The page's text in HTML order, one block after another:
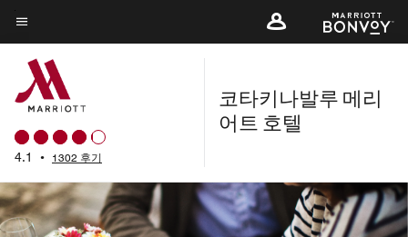
Skip
to
main
content
메뉴 텍스트
4.1 • 1302 후기
코타키나발루 메리
어트 호텔